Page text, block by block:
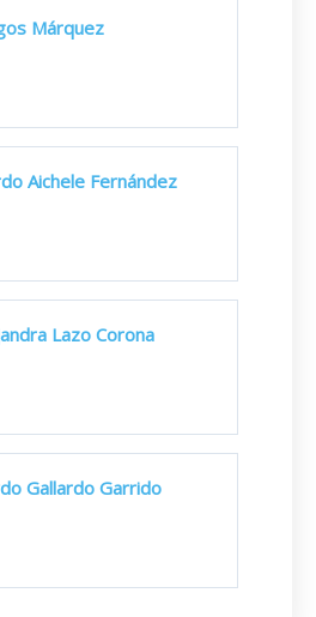
Márquez
Aichele Fernández
Lazo Corona
Gallardo Garrido